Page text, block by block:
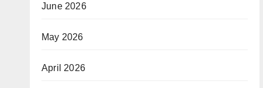
June 2026
May 2026
April 2026